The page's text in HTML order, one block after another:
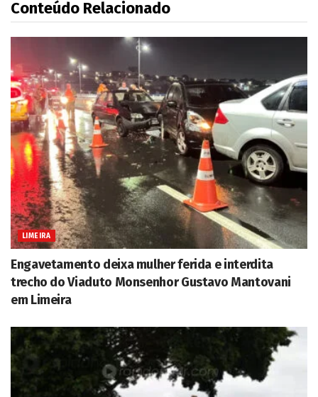
Conteúdo Relacionado
LIMEIRA
Engavetamento deixa mulher ferida e interdita
trecho do Viaduto Monsenhor Gustavo Mantovani
em Limeira